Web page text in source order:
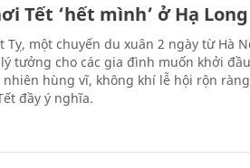
Tết ‘hết mình’ ở Hạ Long
Tỵ, một chuyến du xuân 2 ngày từ Hà
tưởng cho các gia đình muốn khởi
nhiên hùng vĩ, không khí lễ hội rộn
đầy ý nghĩa.